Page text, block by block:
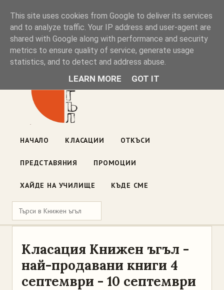
Книжен ъгъл
Блог на книжарницата — класации, откъси, нови книги
ул. „Оборище" 117, София· пон–пет 10:00–19:00 ·
НАЧАЛО КЛАСАЦИИ ОТКЪСИ
ПРЕДСТАВЯНИЯ ПРОМОЦИИ
ХАЙДЕ НА УЧИЛИЩЕ КЪДЕ СМЕ
Класация Книжен ъгъл -
най-продавани книги 4
септември - 10 септември
This site uses cookies from Google to deliver its services
and to analyze traffic. Your IP address and user-agent are
shared with Google along with performance and security
metrics to ensure quality of service, generate usage
statistics, and to detect and address abuse.
LEARN MORE GOT IT